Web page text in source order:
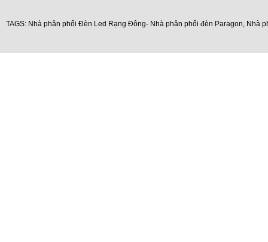
TAGS: Nhà phân phối Đèn Led Rạng Đông- Nhà phân phối đèn Paragon, Nhà